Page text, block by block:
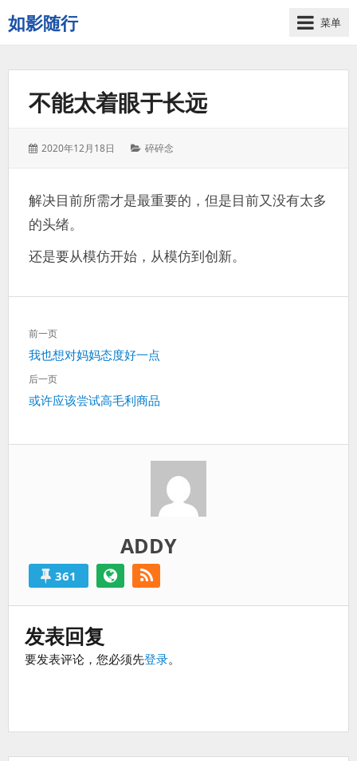
如影随行
如
果
那
菜单
不能太着眼于长远
发
2020年12月18日
分
碎碎念
解决目前所需才是最重要的，但是目前又没有太多
的头绪。
还是要从模仿开始，从模仿到创新。
文
章
导
航
前一页
上
一
我也想对妈妈态度好一点
后一页
下
或许应该尝试高毛利商品
ADDY
361
发表回复
要发表评论，您必须先登录。